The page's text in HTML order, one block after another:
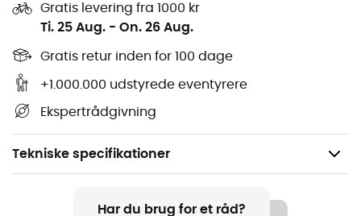
Gratis levering fra 1000 kr
Ti. 25 Aug. - On. 26 Aug.
Gratis retur inden for 100 dage
+1.000.000 udstyrede eventyrere
Ekspertrådgivning
Tekniske specifikationer
Vandreture / Det daglige liv
Har du brug for et råd?